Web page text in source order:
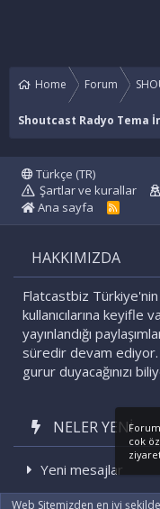
Home Forum
Shoutcast Radyo Tema
Türkçe (TR)
Şartlar ve kurallar
Ana sayfa
R
HAKKIMIZDA
Flatcastbiz
kullanıcılarına keyifle
yayınlandığı
süredir devam
gurur duyacağınızı
NELER YENI
Yeni mesajlar
Son etkinlikler
cok
Web Sitemizden en iyi